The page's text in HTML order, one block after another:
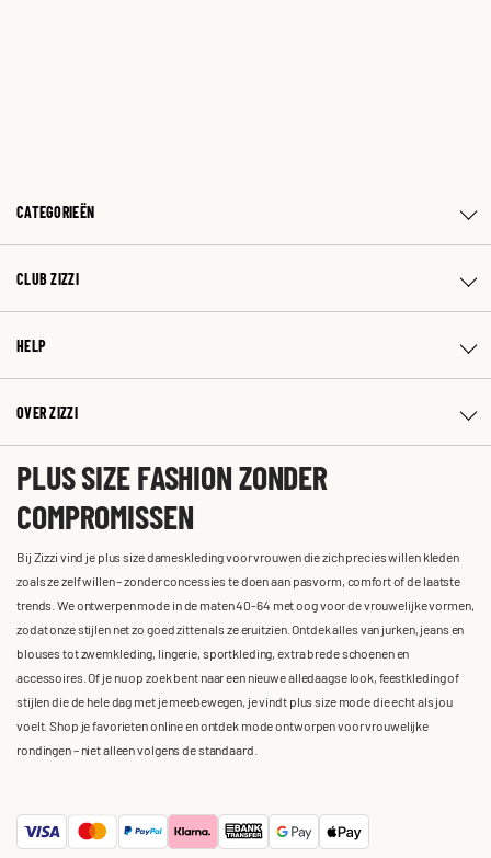
CATEGORIEËN
CLUB ZIZZI
HELP
OVER ZIZZI
PLUS SIZE FASHION ZONDER
COMPROMISSEN
Bij Zizzi vind je plus size dameskleding voor vrouwen die zich precies willen kleden
zoals ze zelf willen – zonder concessies te doen aan pasvorm, comfort of de laatste
trends. We ontwerpen mode in de maten 40-64 met oog voor de vrouwelijke vormen,
zodat onze stijlen net zo goed zitten als ze eruitzien. Ontdek alles van jurken, jeans en
blouses tot zwemkleding, lingerie, sportkleding, extra brede schoenen en
accessoires. Of je nu op zoek bent naar een nieuwe alledaagse look, feestkleding of
stijlen die de hele dag met je meebewegen, je vindt plus size mode die echt als jou
voelt. Shop je favorieten online en ontdek mode ontworpen voor vrouwelijke
rondingen – niet alleen volgens de standaard.